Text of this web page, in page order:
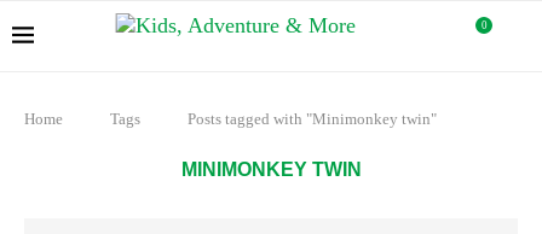
0
Home Tags Posts tagged with "Minimonkey twin"
MINIMONKEY TWIN